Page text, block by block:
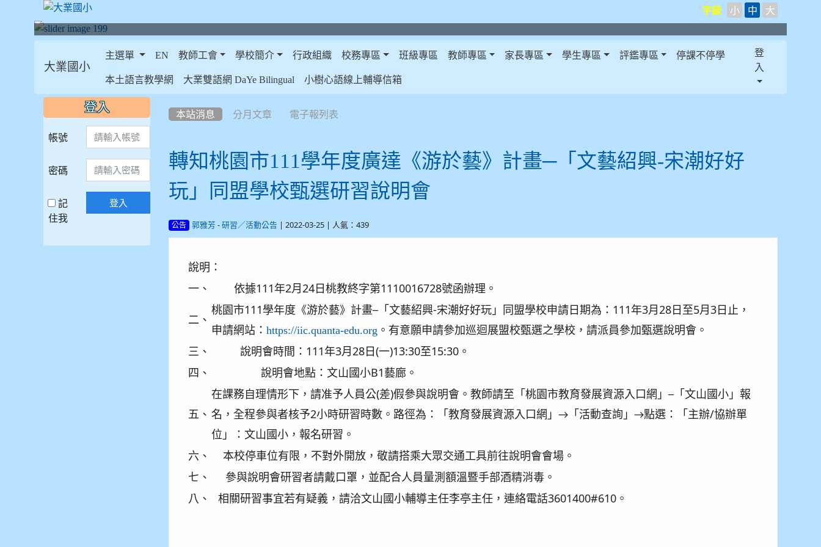
字級 小 中 大
大業國小
主選單 EN 教師工會 學校簡介 行政組織 校務專區 班級專區 教師專區 家長專區 學生專區 評鑑專區 停課不停學
本土語言教學網 大業雙語網 DaYe Bilingual 小樹心語線上輔導信箱
登
入
本站消息 分月文章 電子報列表
轉知桃園市111學年度廣達《游於藝》計畫─「文藝紹興-宋潮好好
玩」同盟學校甄選研習說明會
公告 郭雅芳 - 研習／活動公告 | 2022-03-25 | 人氣：439
說明：
一、
依據111年2月24日桃教終字第1110016728號函辦理。
二、
桃園市111學年度《游於藝》計畫─「文藝紹興-宋潮好好玩」同盟學校申請日期為：111年3月28日至5月3日止，
申請網站：https://iic.quanta-edu.org 。有意願申請參加巡迴展盟校甄選之學校，請派員參加甄選說明會。
三、
說明會時間：111年3月28日(一)13:30至15:30。
四、
說明會地點：文山國小B1藝廊。
五、
在課務自理情形下，請准予人員公(差)假參與說明會。教師請至「桃園市教育發展資源入口網」─「文山國小」報
名，全程參與者核予2小時研習時數。路徑為：「教育發展資源入口網」→「活動查詢」→點選：「主辦/協辦單
位」：文山國小，報名研習。
六、
本校停車位有限，不對外開放，敬請搭乘大眾交通工具前往說明會會場。
七、
參與說明會研習者請戴口罩，並配合人員量測額溫暨手部酒精消毒。
八、
相關研習事宜若有疑義，請洽文山國小輔導主任李亭主任，連絡電話3601400#610。
::: 登入
帳號
密碼
記
住我
登入